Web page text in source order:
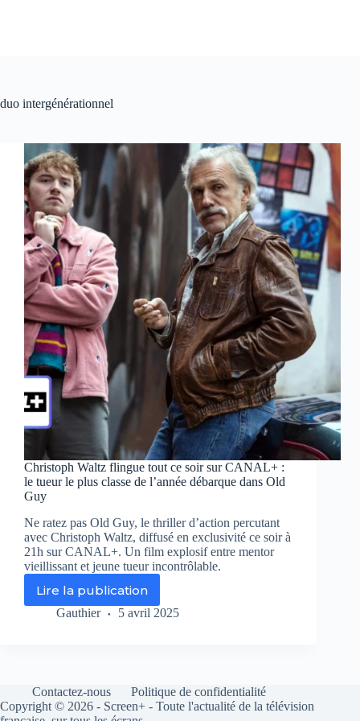
duo intergénérationnel
Christoph Waltz flingue tout ce soir sur CANAL+ :
le tueur le plus classe de l’année débarque dans Old
Guy
Ne ratez pas Old Guy, le thriller d’action percutant
avec Christoph Waltz, diffusé en exclusivité ce soir à
21h sur CANAL+. Un film explosif entre mentor
vieillissant et jeune tueur incontrôlable.
Lire la publication
Christoph
Waltz
sur
CANAL+
Gauthier 5 avril 2025
Contactez-nous
Politique de confidentialité
Copyright © 2026 - Screen+ - Toute l'actualité de la télévision